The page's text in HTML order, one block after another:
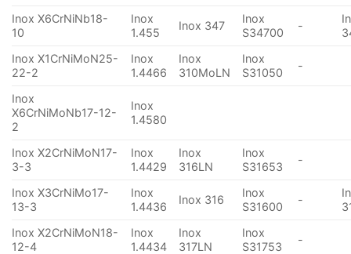
Inox X6CrNiNb18-
10
Inox
1.455
Inox 347
Inox
S34700
-
Inox X1CrNiMoN25-
22-2
Inox
1.4466
Inox
310MoLN
Inox
S31050
-
Inox
X6CrNiMoNb17-12-
2
Inox
1.4580
Inox X2CrNiMoN17-
3-3
Inox
1.4429
Inox
316LN
Inox
S31653
-
Inox X3CrNiMo17-
13-3
Inox
1.4436
Inox 316
Inox
S31600
-
Inox X2CrNiMoN18-
12-4
Inox
1.4434
Inox
317LN
Inox
S31753
-